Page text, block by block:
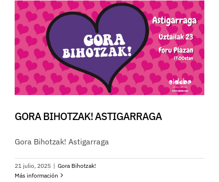
GORA BIHOTZAK! ASTIGARRAGA
Gora Bihotzak! Astigarraga
21 julio, 2025 | Gora Bihotzak!
Más información